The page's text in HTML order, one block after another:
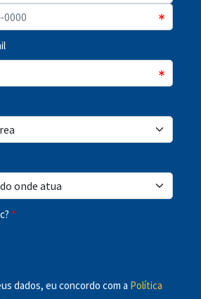
*
dados, eu concordo com a Política